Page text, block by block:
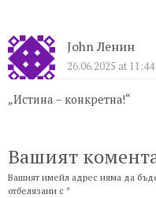
John Ленин
26.06.2025 at 11:44
„Истина – конкретна!“
Вашият
Вашият имейл адрес няма да
отбелязани с *